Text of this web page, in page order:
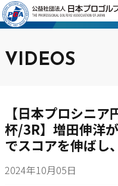
VIDEOS
【日本プロシニ
杯/3R】増田伸洋
でスコアを伸ばし
2024年10月05日